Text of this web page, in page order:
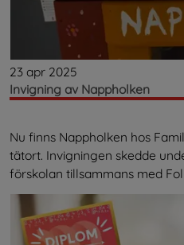
23 apr 2025
Invigning av Nappholken
Nu finns Nappholken hos
tätort. Invigningen skedde
förskolan tillsammans med